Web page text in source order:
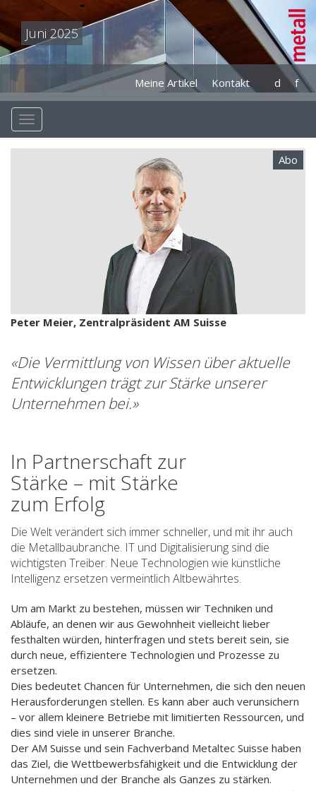
Juni 2025
Meine Artikel Kontakt d f
Abo
Peter Meier, Zentralpräsident AM Suisse
«Die Vermittlung von Wissen über aktuelle
Entwicklungen trägt zur Stärke unserer
Unternehmen bei.»
In Partnerschaft zur
Stärke – mit Stärke
zum Erfolg
Die Welt verändert sich immer schneller, und mit ihr auch
die Metallbaubranche. IT und Digitalisierung sind die
wichtigsten Treiber. Neue Technologien wie künstliche
Intelligenz ersetzen vermeintlich Altbewährtes.
Um am Markt zu bestehen, müssen wir Techniken und
Abläufe, an denen wir aus Gewohnheit vielleicht lieber
festhalten würden, hinterfragen und stets bereit sein, sie
durch neue, effizientere Technologien und Prozesse zu
ersetzen.
Dies bedeutet Chancen für Unternehmen, die sich den neuen
Herausforderungen stellen. Es kann aber auch verunsichern
– vor allem kleinere Betriebe mit limitierten Ressourcen, und
dies sind viele in unserer Branche.
Der AM Suisse und sein Fachverband Metaltec Suisse haben
das Ziel, die Wettbewerbsfähigkeit und die Entwicklung der
Unternehmen und der Branche als Ganzes zu stärken.